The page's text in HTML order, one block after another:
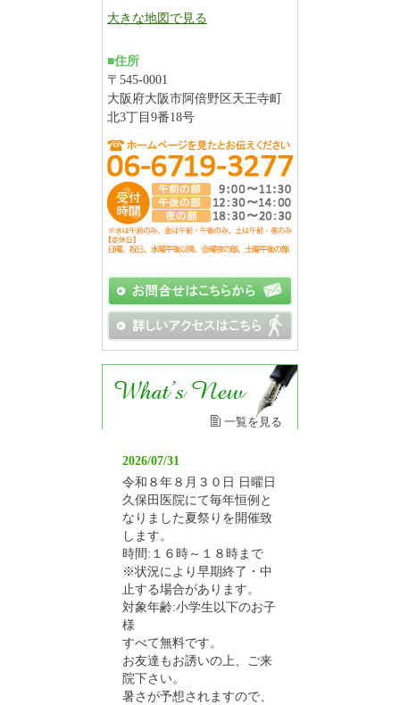
大きな地図で見る
■住所
〒545-0001
大阪府大阪市阿倍野区天王寺町
北3丁目9番18号
一覧を見る
2026/07/31
令和８年８月３０日 日曜日
久保田医院にて毎年恒例と
なりました夏祭りを開催致
します。
時間:１６時～１８時まで
※状況により早期終了・中
止する場合があります。
対象年齢:小学生以下のお子
様
すべて無料です。
お友達もお誘いの上、ご来
院下さい。
暑さが予想されますので、